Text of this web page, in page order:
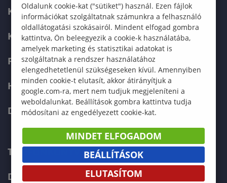
KARUNK
KÉPZÉSEK
FELVÉTELIZŐKNEK
HALLGATÓKNAK
DOKTORI ISKOLA
TELEFONKÖNYV
DOKUMENTUMOK
Oldalunk cookie-kat ("sütiket") használ. Ezen fájlok
információkat szolgáltatnak számunkra a felhasználó
oldallátogatási szokásairól. Mindent elfogad gombra
kattintva, Ön beleegyezik a cookie-k használatába,
amelyek marketing és statisztikai adatokat is
szolgáltatnak a rendszer használatához
elengedhetetlenül szükségeseken kívül. Amennyiben
minden cookie-t elutasít, akkor átirányítjuk a
google.com-ra, mert nem tudjuk megjeleníteni a
weboldalunkat. Beállítások gombra kattintva tudja
módosítani az engedélyezett cookie-kat.
MINDET ELFOGADOM
BEÁLLÍTÁSOK
ELUTASÍTOM